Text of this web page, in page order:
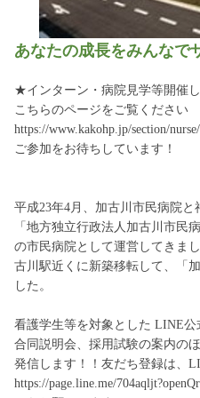
あなたの成長をみんなで
★インターン・病院見学等開催
こちらのページをご覧ください
https://www.kakohp.jp/section/nurse/
ご参加をお待ちしています！
平成23年4月、加古川市民病院と
「地方独立行政法人加古川市民
の市民病院として運営してきま
古川駅近くに新築移転して、「
した。
看護学生等を対象とした LINE公
合同説明会、採用試験の案内の
発信します！！友だち登録は、
https://page.line.me/